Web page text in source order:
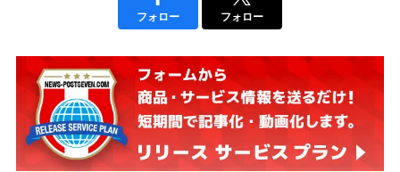
フォロー フォロー